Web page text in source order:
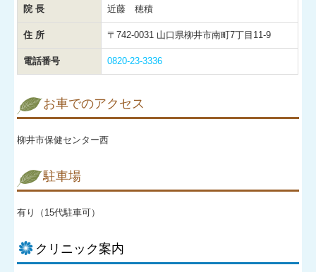
院 長 近藤 穂積
住 所 〒742-0031 山口県柳井市南町7丁目11-9
電話番号 0820-23-3336
お車でのアクセス
柳井市保健センター西
駐車場
有り（15代駐車可）
クリニック案内